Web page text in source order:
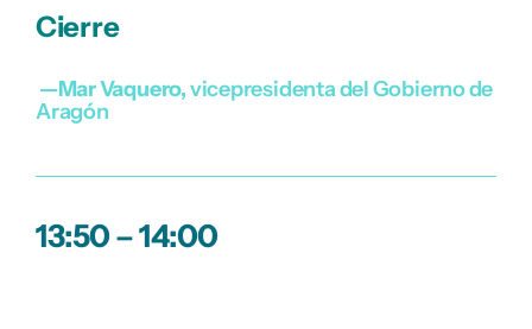
Cierre
—Mar Vaquero,vicepresidenta del Gobierno de
Aragón
13:50 – 14:00